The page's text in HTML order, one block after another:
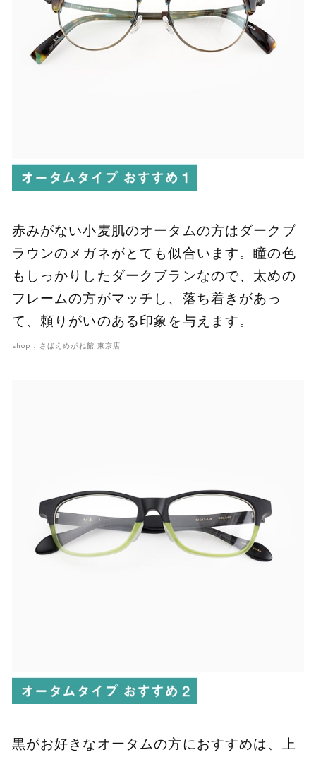
赤みがない小麦肌のオータムの方はダークブ
ラウンのメガネがとても似合います。瞳の色
もしっかりしたダークブランなので、太めの
フレームの方がマッチし、落ち着きがあっ
て、頼りがいのある印象を与えます。
shop : さばえめがね館 東京店
黒がお好きなオータムの方におすすめは、上